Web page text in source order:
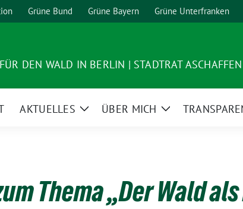
Grüne Bund Grüne Bayern Grüne Unterfranken
DEN WALD IN BERLIN | STADTRAT
AKTUELLES
ZeigeÜBER MICH
Zeige
Thema „Der Wald